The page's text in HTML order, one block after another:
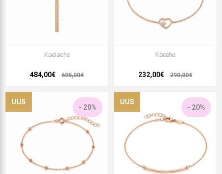
Kaelaehe
484,00€ 605,00€
Käeehe
232,00€ 290,00€
- 20%
UUS
- 20%
UUS